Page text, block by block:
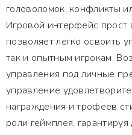
головоломок, конфликты
Игровой интерфейс прост
позволяет легко освоить
так и опытным игрокам.
управления под личные
управление
награждения и трофеев
роли геймплея,